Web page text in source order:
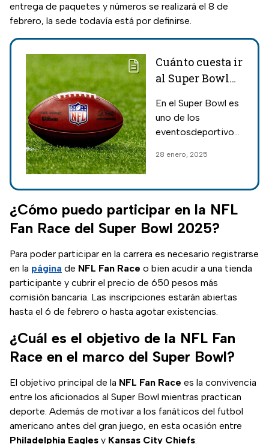
entrega de paquetes y números se realizará el 8 de
febrero, la sede todavía está por definirse.
Cuánto cuesta ir
al Super Bowl
México
En el Super Bowl es
uno de los
eventosdeportivos
si estás pensando
conoce cuánto
cuesta asistir
28 enero, 2025
¿Cómo puedo participar en la NFL
Fan Race del Super Bowl 2025?
Para poder participar en la carrera es necesario registrarse
en la página de NFL Fan Race o bien acudir a una tienda
participante y cubrir el precio de 650 pesos más
comisión bancaria. Las inscripciones estarán abiertas
hasta el 6 de febrero o hasta agotar existencias.
¿Cuál es el objetivo de la NFL Fan
Race en el marco del Super Bowl?
El objetivo principal de la NFL Fan Race es la convivencia
entre los aficionados al Super Bowl mientras practican
deporte. Además de motivar a los fanáticos del futbol
americano antes del gran juego, en esta ocasión entre
Philadelphia Eagles y Kansas City Chiefs.